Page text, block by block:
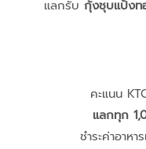
แลกรับ กุ้งชุบแป้งท
คะแนน
แลกทุก
ชำระค่าอาห